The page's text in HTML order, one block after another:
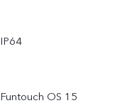
IP64
Funtouch OS 15